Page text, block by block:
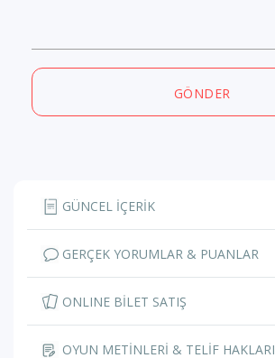
GÖNDER
GÜNCEL İÇERİK
GERÇEK YORUMLAR & PUANLAR
ONLINE BİLET SATIŞ
OYUN METİNLERİ & TELİF HAKLARI